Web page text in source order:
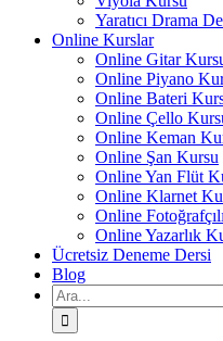
Yaratıcı Drama
Online Kurslar
Online Gitar
Online Piyano
Online Bateri
Online Çello
Online Keman
Online Şan Kursu
Online Yan Flüt
Online Klarnet
Online
Online Yazarlık
Ücretsiz Deneme Dersi
Blog
Ara: